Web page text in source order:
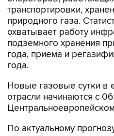
транспортировки,
природного газа.
охватывает работу
подземного хранения
года, приема и
года.
Новые газовые сутки в
отрасли начинаются c
По актуальному